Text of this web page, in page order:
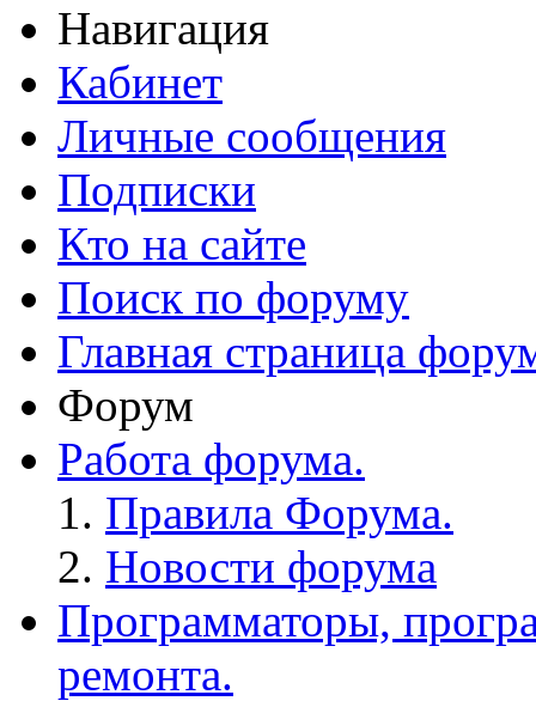
Навигация
Кабинет
Личные сообщения
Подписки
Кто на сайте
Поиск по форуму
Главная страница
Форум
Работа форума.
Правила Форума.
Новости форума
Программаторы,
ремонта.